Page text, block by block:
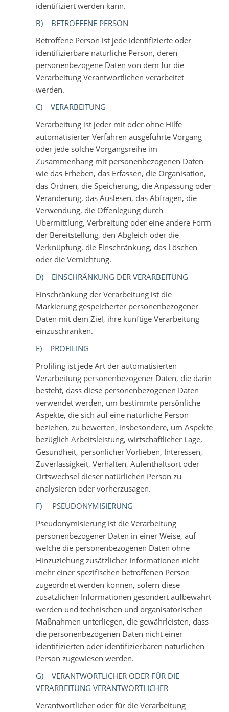
identifiziert werden kann.
B) BETROFFENE PERSON
Betroffene Person ist jede identifizierte oder
identifizierbare natürliche Person, deren
personenbezogene Daten von dem für die
Verarbeitung Verantwortlichen verarbeitet
werden.
C) VERARBEITUNG
Verarbeitung ist jeder mit oder ohne Hilfe
automatisierter Verfahren ausgeführte Vorgang
oder jede solche Vorgangsreihe im
Zusammenhang mit personenbezogenen Daten
wie das Erheben, das Erfassen, die Organisation,
das Ordnen, die Speicherung, die Anpassung oder
Veränderung, das Auslesen, das Abfragen, die
Verwendung, die Offenlegung durch
Übermittlung, Verbreitung oder eine andere Form
der Bereitstellung, den Abgleich oder die
Verknüpfung, die Einschränkung, das Löschen
oder die Vernichtung.
D) EINSCHRÄNKUNG DER VERARBEITUNG
Einschränkung der Verarbeitung ist die
Markierung gespeicherter personenbezogener
Daten mit dem Ziel, ihre künftige Verarbeitung
einzuschränken.
E) PROFILING
Profiling ist jede Art der automatisierten
Verarbeitung personenbezogener Daten, die darin
besteht, dass diese personenbezogenen Daten
verwendet werden, um bestimmte persönliche
Aspekte, die sich auf eine natürliche Person
beziehen, zu bewerten, insbesondere, um Aspekte
bezüglich Arbeitsleistung, wirtschaftlicher Lage,
Gesundheit, persönlicher Vorlieben, Interessen,
Zuverlässigkeit, Verhalten, Aufenthaltsort oder
Ortswechsel dieser natürlichen Person zu
analysieren oder vorherzusagen.
F) PSEUDONYMISIERUNG
Pseudonymisierung ist die Verarbeitung
personenbezogener Daten in einer Weise, auf
welche die personenbezogenen Daten ohne
Hinzuziehung zusätzlicher Informationen nicht
mehr einer spezifischen betroffenen Person
zugeordnet werden können, sofern diese
zusätzlichen Informationen gesondert aufbewahrt
werden und technischen und organisatorischen
Maßnahmen unterliegen, die gewährleisten, dass
die personenbezogenen Daten nicht einer
identifizierten oder identifizierbaren natürlichen
Person zugewiesen werden.
G) VERANTWORTLICHER ODER FÜR DIE
VERARBEITUNG VERANTWORTLICHER
Verantwortlicher oder für die Verarbeitung